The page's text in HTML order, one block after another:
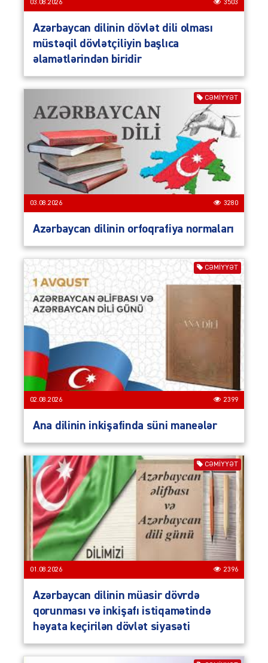
03.08.2026 3503
Azərbaycan dilinin dövlət dili olması
müstəqil dövlətçiliyin başlıca
əlamətlərindən biridir
CƏMIYYƏT
03.08.2026 3280
Azərbaycan dilinin orfoqrafiya normaları
CƏMIYYƏT
02.08.2026 2399
Ana dilinin inkişafinda süni maneələr
CƏMIYYƏT
01.08.2026 2396
Azərbaycan dilinin müasir dövrdə
qorunması və inkişafı istiqamətində
həyata keçirilən dövlət siyasəti